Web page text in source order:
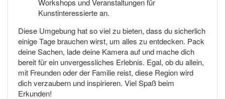
Workshops und Veranstaltungen für
Kunstinteressierte an.
Diese Umgebung hat so viel zu bieten, dass du sicherlich
einige Tage brauchen wirst, um alles zu entdecken. Pack
deine Sachen, lade deine Kamera auf und mache dich
bereit für ein unvergessliches Erlebnis. Egal, ob du allein,
mit Freunden oder der Familie reist, diese Region wird
dich verzaubern und inspirieren. Viel Spaß beim
Erkunden!